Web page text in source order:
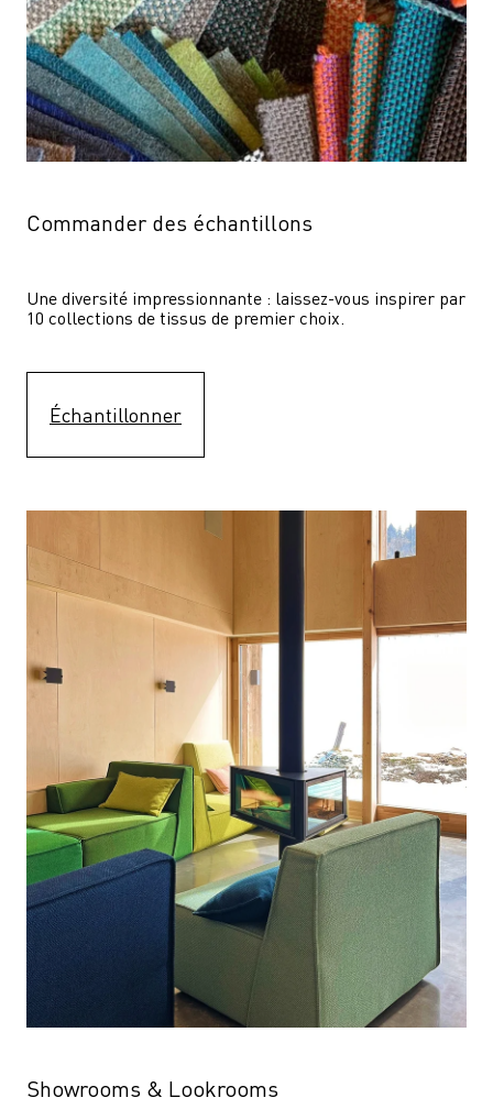
Commander des échantillons
Une diversité impressionnante : laissez-vous inspirer par
10 collections de tissus de premier choix.
Échantillonner
Showrooms & Lookrooms